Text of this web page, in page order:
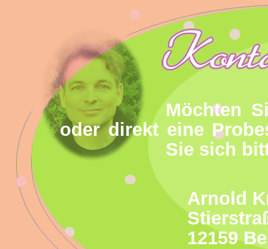
Möchten
oder direkt eine
Sie sich
Arnold
12159